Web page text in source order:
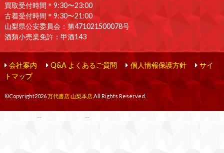
買取受付時間＊9:30〜23:00
古着受付時間＊9:30〜21:00
山梨県公安委員会：第471021500078号
酒類小売業免許：甲酒143
会社案内 Q&A よくあるご質問 個人情報保護方針
サイ
トマップ
©Copyright2026万代書店 山梨本店.All Rights Reserved.
... ...